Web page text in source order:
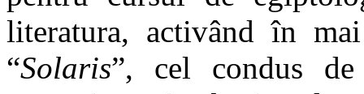
literatura, activând în
“Solaris”, cel condus